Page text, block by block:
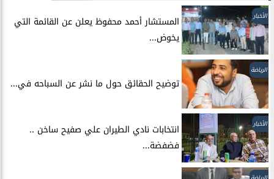
الأخبار
المستشار أحمد محفوظ يعلن عن القائمة التي
يخوض...
الرياضة
توضيح الحقائق حول ما نشر عن السباحه في...
الأخبار
انتخابات نادي الطيران علي صفيح ساخن ..
فضفضة...